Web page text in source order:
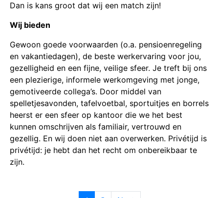
Dan is kans groot dat wij een match zijn!
Wij bieden
Gewoon goede voorwaarden (o.a. pensioenregeling
en vakantiedagen), de beste werkervaring voor jou,
gezelligheid en een fijne, veilige sfeer. Je treft bij ons
een plezierige, informele werkomgeving met jonge,
gemotiveerde collega’s. Door middel van
spelletjesavonden, tafelvoetbal, sportuitjes en borrels
heerst er een sfeer op kantoor die we het best
kunnen omschrijven als familiair, vertrouwd en
gezellig. En wij doen niet aan overwerken. Privétijd is
privétijd: je hebt dan het recht om onbereikbaar te
zijn.